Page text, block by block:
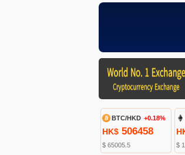
BTC/HKD +0.18%
HK$ 506458
$ 65005.5 $